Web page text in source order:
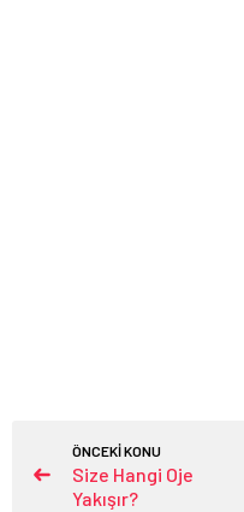
ÖNCEKİ KONU
Size Hangi Oje
Yakışır?